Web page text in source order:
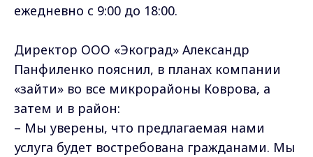
ежедневно с 9:00 до 18:00.
Директор ООО «Экоград» Александр
Панфиленко пояснил, в планах компании
«зайти» во все микрорайоны Коврова, а
затем и в район:
– Мы уверены, что предлагаемая нами
услуга будет востребована гражданами. Мы